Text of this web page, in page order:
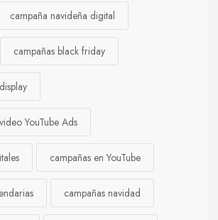
campaña navideña digital
campañas black friday
YouTube Ads
campañas en YouTube
campañas navidad